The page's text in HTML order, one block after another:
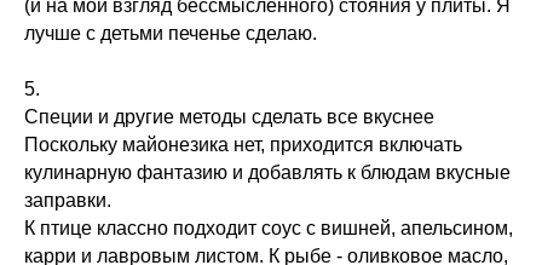
(и на мой взгляд бессмысленного) стояния у плиты. Я
лучше с детьми печенье сделаю.
5.
Специи и другие методы сделать все вкуснее
Поскольку майонезика нет, приходится включать
кулинарную фантазию и добавлять к блюдам вкусные
заправки.
К птице классно подходит соус с вишней, апельсином,
карри и лавровым листом. К рыбе - оливковое масло,